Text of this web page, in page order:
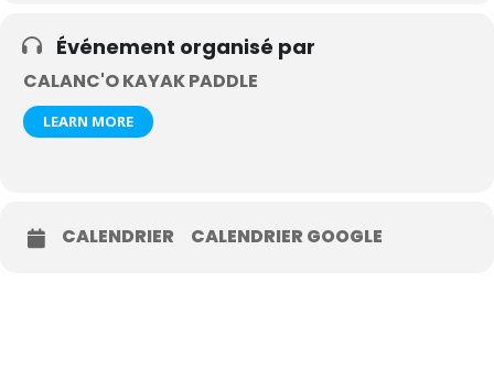
Événement organisé par
CALANC'O KAYAK PADDLE
LEARN MORE
CALENDRIER CALENDRIER GOOGLE